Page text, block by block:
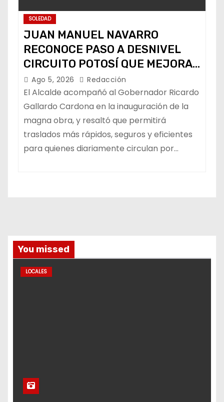
SOLEDAD
JUAN MANUEL NAVARRO
RECONOCE PASO A DESNIVEL
CIRCUITO POTOSÍ QUE MEJORA
LA MOVILIDAD METROPOLITANA
Ago 5, 2026 Redacción
El Alcalde acompañó al Gobernador Ricardo
Gallardo Cardona en la inauguración de la
magna obra, y resaltó que permitirá
traslados más rápidos, seguros y eficientes
para quienes diariamente circulan por…
You missed
LOCALES